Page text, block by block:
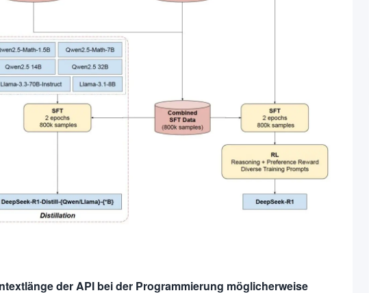
der API bei der Programmierung möglicherweise